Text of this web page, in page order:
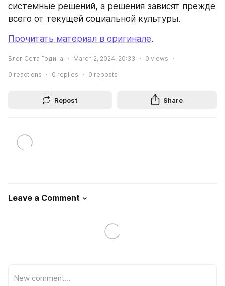
системные решений, а решения зависят прежде
всего от текущей социальной культуры.
Прочитать материал в оригинале.
Блог Сета Година March 2, 2024, 20:33 0 views
0 reactions 0 replies 0 reposts
Repost Share
Leave a Comment